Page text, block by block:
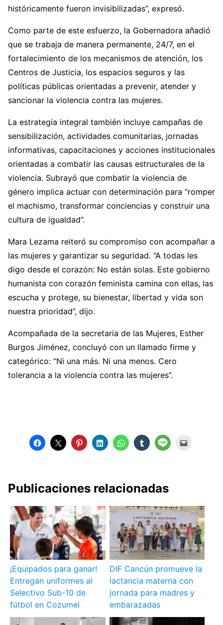
históricamente fueron invisibilizadas”, expresó.
Como parte de este esfuerzo, la Gobernadora añadió
que se trabaja de manera permanente, 24/7, en el
fortalecimiento de los mecanismos de atención, los
Centros de Justicia, los espacios seguros y las
políticas públicas orientadas a prevenir, atender y
sancionar la violencia contra las mujeres.
La estrategia integral también incluye campañas de
sensibilización, actividades comunitarias, jornadas
informativas, capacitaciones y acciones institucionales
orientadas a combatir las causas estructurales de la
violencia. Subrayó que combatir la violencia de
género implica actuar con determinación para “romper
el machismo, transformar conciencias y construir una
cultura de igualdad”.
Mara Lezama reiteró su compromiso con acompañar a
las mujeres y garantizar su seguridad. “A todas les
digo desde el corazón: No están solas. Este gobierno
humanista con corazón feminista camina con ellas, las
escucha y protege, su bienestar, libertad y vida son
nuestra prioridad”, dijo.
Acompañada de la secretaria de las Mujeres, Esther
Burgos Jiménez, concluyó con un llamado firme y
categórico: “Ni una más. Ni una menos. Cero
tolerancia a la violencia contra las mujeres”.
Publicaciones relacionadas
¡Equipados para ganar!
Entregan uniformes al
Selectivo Sub-10 de
fútbol en Cozumel
DIF Cancún promueve la
lactancia materna con
jornada para madres y
embarazadas